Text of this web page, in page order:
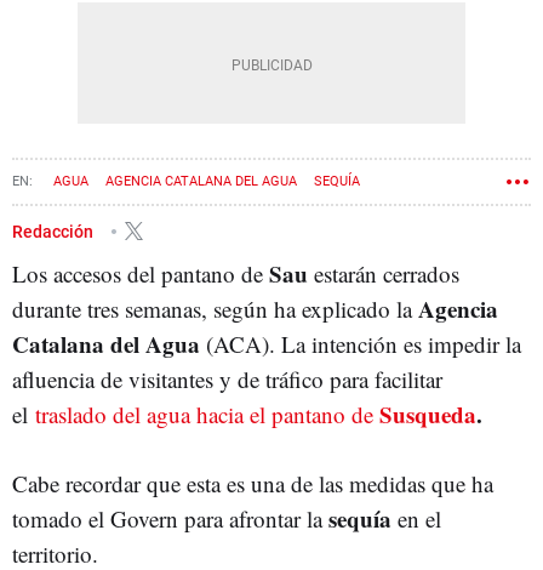
AGUA AGENCIA CATALANA DEL AGUA SEQUÍA
Redacción
Los accesos del pantano de Sau estarán cerrados
durante tres semanas, según ha explicado laAgencia
Catalana del Agua (ACA). La intención es impedir la
afluencia de visitantes y de tráfico para facilitar
el traslado del agua hacia el pantano de Susqueda.
Cabe recordar que esta es una de las medidas que ha
tomado el Govern para afrontar lasequía en el
territorio.